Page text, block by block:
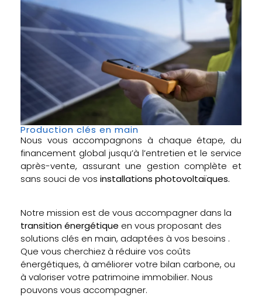
Production clés en main
Nous vous accompagnons à chaque étape, du
financement global jusqu’à l’entretien et le service
après-vente, assurant une gestion complète et
sans souci de vos installations photovoltaïques.
Notre mission est de vous accompagner dans la
transition énergétique en vous proposant des
solutions clés en main, adaptées à vos besoins .
Que vous cherchiez à réduire vos coûts
énergétiques, à améliorer votre bilan carbone, ou
à valoriser votre patrimoine immobilier. Nous
pouvons vous accompagner.